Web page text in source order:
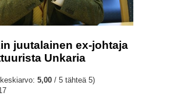
juutalainen ex-johtaja
Unkaria
5,00 / 5 tähteä 5)